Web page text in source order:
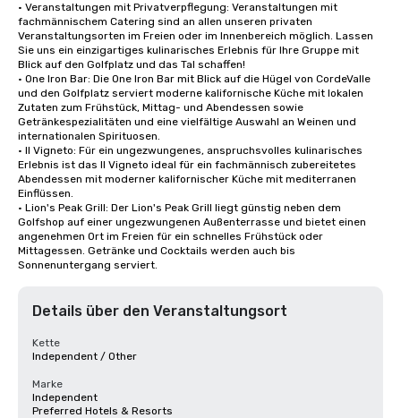
• Veranstaltungen mit Privatverpflegung: Veranstaltungen mit
fachmännischem Catering sind an allen unseren privaten
Veranstaltungsorten im Freien oder im Innenbereich möglich. Lassen
Sie uns ein einzigartiges kulinarisches Erlebnis für Ihre Gruppe mit
Blick auf den Golfplatz und das Tal schaffen!
• One Iron Bar: Die One Iron Bar mit Blick auf die Hügel von CordeValle
und den Golfplatz serviert moderne kalifornische Küche mit lokalen
Zutaten zum Frühstück, Mittag- und Abendessen sowie
Getränkespezialitäten und eine vielfältige Auswahl an Weinen und
internationalen Spirituosen.
• Il Vigneto: Für ein ungezwungenes, anspruchsvolles kulinarisches
Erlebnis ist das Il Vigneto ideal für ein fachmännisch zubereitetes
Abendessen mit moderner kalifornischer Küche mit mediterranen
Einflüssen.
• Lion's Peak Grill: Der Lion's Peak Grill liegt günstig neben dem
Golfshop auf einer ungezwungenen Außenterrasse und bietet einen
angenehmen Ort im Freien für ein schnelles Frühstück oder
Mittagessen. Getränke und Cocktails werden auch bis
Sonnenuntergang serviert.
Details über den Veranstaltungsort
Kette
Independent / Other
Marke
Independent
Preferred Hotels & Resorts